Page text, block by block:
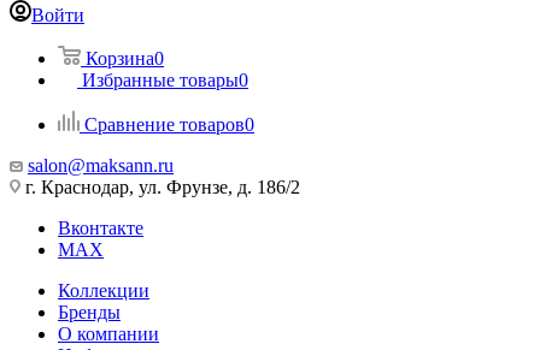
Войти
Корзина0
Избранные товары0
Сравнение товаров0
salon@maksann.ru
г. Краснодар, ул. Фрунзе, д. 186/2
Вконтакте
MAX
Коллекции
Бренды
О компании